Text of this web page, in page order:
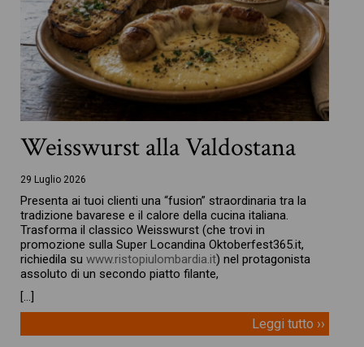
Weisswurst alla Valdostana
29 Luglio 2026
Presenta ai tuoi clienti una “fusion” straordinaria tra la
tradizione bavarese e il calore della cucina italiana.
Trasforma il classico Weisswurst (che trovi in
promozione sulla Super Locandina Oktoberfest365.it,
richiedila suwww.ristopiulombardia.it) nel protagonista
assoluto di un secondo piatto filante,
[…]
Leggi tutto ››